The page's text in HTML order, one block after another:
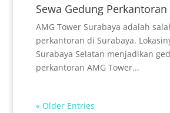
Sewa Gedung Perkantoran
AMG Tower Surabaya adalah
perkantoran di Surabaya.
Surabaya Selatan menjadikan
perkantoran AMG Tower...
« Older Entries